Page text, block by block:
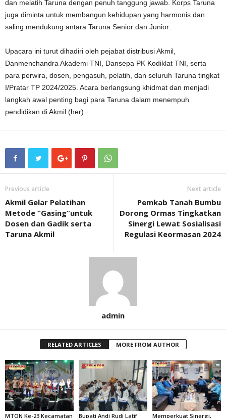
dan melatih Taruna dengan penuh tanggung jawab. Korps Taruna
juga diminta untuk membangun kehidupan yang harmonis dan
saling mendukung antara Taruna Senior dan Junior.
Upacara ini turut dihadiri oleh pejabat distribusi Akmil,
Danmenchandra Akademi TNI, Dansepa PK Kodiklat TNI, serta
para perwira, dosen, pengasuh, pelatih, dan seluruh Taruna tingkat
I/Pratar TP 2024/2025. Acara berlangsung khidmat dan menjadi
langkah awal penting bagi para Taruna dalam menempuh
pendidikan di Akmil.(her)
Previous article
Akmil Gelar Pelatihan
Metode “Gasing”untuk
Dosen dan Gadik serta
Taruna Akmil
Next article
Pemkab Tanah Bumbu
Dorong Ormas Tingkatkan
Sinergi Lewat Sosialisasi
Regulasi Keormasan 2024
admin
RELATED ARTICLES MORE FROM AUTHOR
MTQN Ke-23 Kecamatan Bupati Andi Rudi Latif Memperkuat Sinergi,